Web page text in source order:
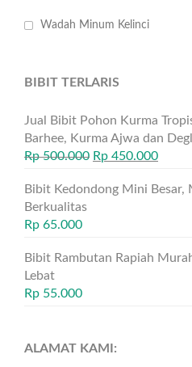
Wadah Minum Kelinci
BIBIT TERLARIS
Jual Bibit Pohon Kurma
Barhee, Kurma Ajwa dan
Rp500.000 Rp 450.000
Bibit Kedondong Mini Besar,
Berkualitas
Rp 65.000
Bibit Rambutan Rapiah
Lebat
Rp 55.000
ALAMAT KAMI: